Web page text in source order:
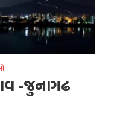
-જુનાગઢ